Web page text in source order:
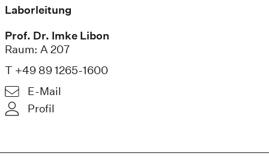
Laborleitung
Prof. Dr. Imke Libon
Raum: A 207
T +49 89 1265-1600
E-Mail
Profil